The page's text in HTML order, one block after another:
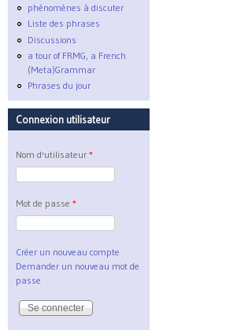
phénomènes à discuter
Liste des phrases
Discussions
a tour of FRMG, a French
(Meta)Grammar
Phrases du jour
Connexion utilisateur
Nom d'utilisateur *
Mot de passe *
Créer un nouveau compte
Demander un nouveau mot de
passe